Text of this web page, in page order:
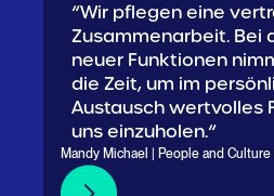
“Wir pflegen eine
Zusammenarbeit. Bei
neuer Funktionen
die Zeit, um im
Austausch wertvolles
uns einzuholen.“
Mandy Michael | People and Culture